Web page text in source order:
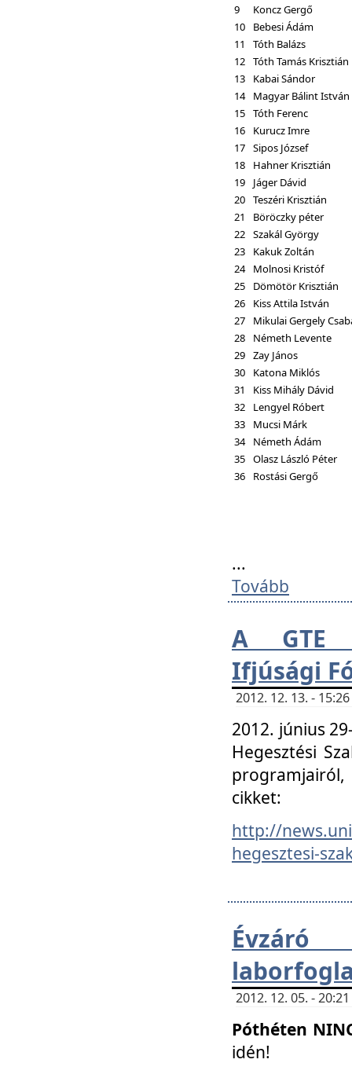
9
Koncz Gergő
10
Bebesi Ádám
11
Tóth Balázs
12 Tóth Tamás Krisztián
13
Kabai Sándor
14 Magyar Bálint István
15 Tóth Ferenc
16
Kurucz Imre
17 Sipos József
18
Hahner Krisztián
19
Jáger Dávid
20 Teszéri Krisztián
21
Böröczky péter
22 Szakál György
23
Kakuk Zoltán
24
Molnosi Kristóf
25
Dömötör Krisztián
26
Kiss Attila István
27
Mikulai Gergely
28
Németh Levente
29 Zay János
30
Katona Miklós
31
Kiss Mihály Dávid
32
Lengyel Róbert
33
Mucsi Márk
34
Németh Ádám
35 Olasz László Péter
36
Rostási Gergő
...
Tovább
A GTE
Ifjúsági
2012. 12. 13. -
2012. június
Hegesztési
cikket:
http://
hegesztesi-
2012. 12. 05. -
Póthéten
idén!